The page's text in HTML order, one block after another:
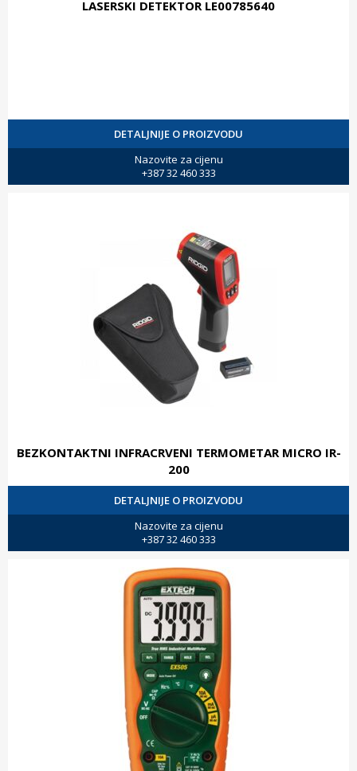
LASERSKI DETEKTOR LE00785640
DETALJNIJE O PROIZVODU
Nazovite za cijenu
+387 32 460 333
BEZKONTAKTNI INFRACRVENI TERMOMETAR MICRO IR-
200
DETALJNIJE O PROIZVODU
Nazovite za cijenu
+387 32 460 333